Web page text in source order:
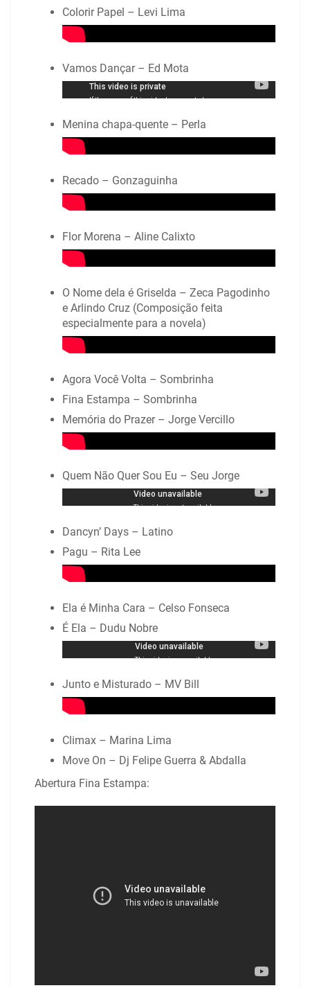
Colorir Papel – Levi Lima
Vamos Dançar – Ed Mota
Menina chapa-quente – Perla
Recado – Gonzaguinha
Flor Morena – Aline Calixto
O Nome dela é Griselda – Zeca Pagodinho
e Arlindo Cruz (Composição feita
especialmente para a novela)
Agora Você Volta – Sombrinha
Fina Estampa – Sombrinha
Memória do Prazer – Jorge Vercillo
Quem Não Quer Sou Eu – Seu Jorge
Dancyn’ Days – Latino
Pagu – Rita Lee
Ela é Minha Cara – Celso Fonseca
É Ela – Dudu Nobre
Junto e Misturado – MV Bill
Climax – Marina Lima
Move On – Dj Felipe Guerra & Abdalla
Abertura Fina Estampa: